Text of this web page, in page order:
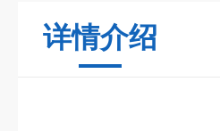
详情介绍